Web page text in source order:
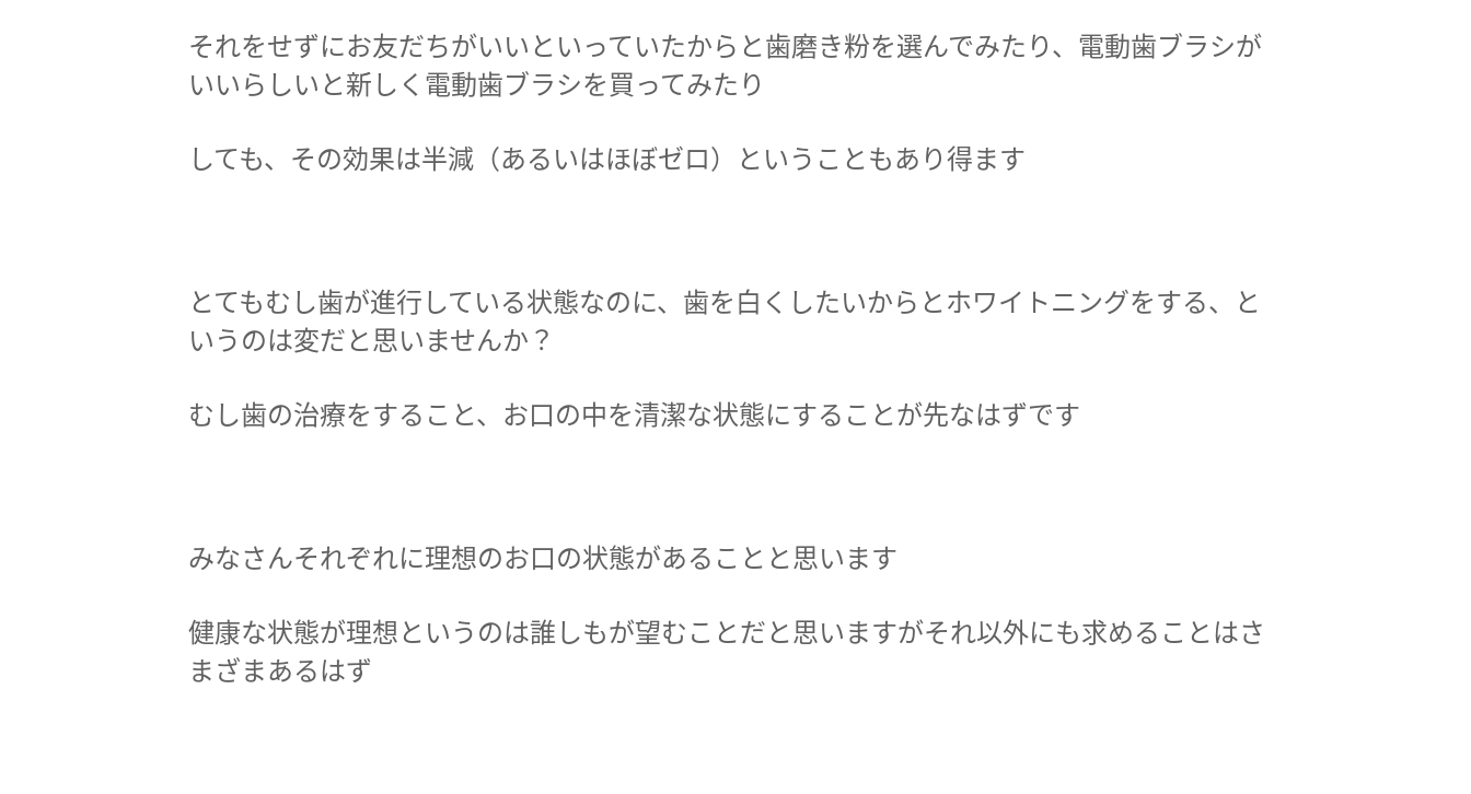
それをせずにお友だちがいいといっていたからと歯磨き粉を選んでみたり、電動歯ブラシが
いいらしいと新しく電動歯ブラシを買ってみたり
しても、その効果は半減（あるいはほぼゼロ）ということもあり得ます
とてもむし歯が進行している状態なのに、歯を白くしたいからとホワイトニングをする、と
いうのは変だと思いませんか？
むし歯の治療をすること、お口の中を清潔な状態にすることが先なはずです
みなさんそれぞれに理想のお口の状態があることと思います
健康な状態が理想というのは誰しもが望むことだと思いますがそれ以外にも求めることはさ
まざまあるはず